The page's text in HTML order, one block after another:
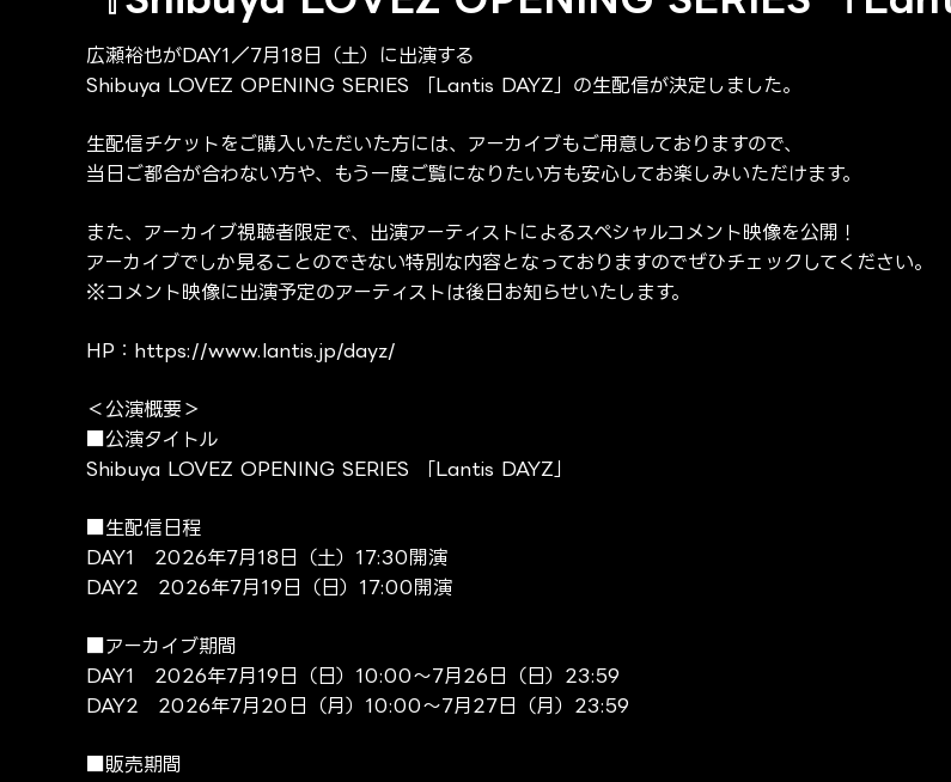
広瀬裕也がDAY1／7月18日（土）に出演する
Shibuya LOVEZ OPENING SERIES 「Lantis DAYZ」の生配信が決定しました。
生配信チケットをご購入いただいた方には、アーカイブもご用意しておりますので、
当日ご都合が合わない方や、もう一度ご覧になりたい方も安心してお楽しみいただけます。
また、アーカイブ視聴者限定で、出演アーティストによるスペシャルコメント映像を公開！
アーカイブでしか見ることのできない特別な内容となっておりますのでぜひチェックしてください。
※コメント映像に出演予定のアーティストは後日お知らせいたします。
HP： https://www.lantis.jp/dayz/
＜公演概要＞
■公演タイトル
Shibuya LOVEZ OPENING SERIES 「Lantis DAYZ」
■生配信日程
DAY1 2026年7月18日（土）17:30開演
DAY2 2026年7月19日（日）17:00開演
■アーカイブ期間
DAY1 2026年7月19日（日）10:00～7月26日（日）23:59
DAY2 2026年7月20日（月）10:00～7月27日（月）23:59
■販売期間